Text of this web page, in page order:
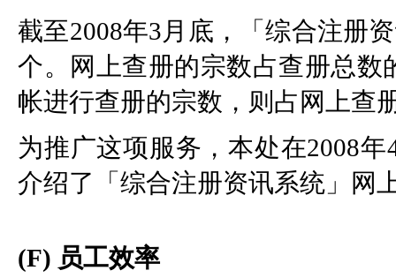
截至2008年3月底，「综合注册
个。网上查册的宗数占查册总数
帐进行查册的宗数，则占网上查
为推广这项服务，本处在2008
介绍了「综合注册资讯系统」网
(F) 员工效率